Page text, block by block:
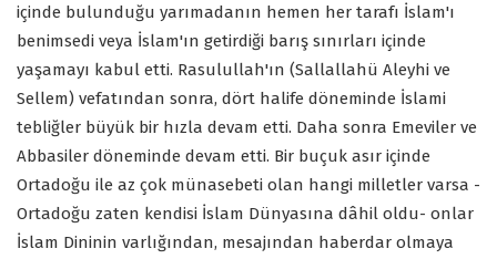
içinde bulunduğu yarımadanın hemen her tarafı İslam'ı
benimsedi veya İslam'ın getirdiği barış sınırları içinde
yaşamayı kabul etti. Rasulullah'ın (Sallallahü Aleyhi ve
Sellem) vefatından sonra, dört halife döneminde İslami
tebliğler büyük bir hızla devam etti. Daha sonra Emeviler ve
Abbasiler döneminde devam etti. Bir buçuk asır içinde
Ortadoğu ile az çok münasebeti olan hangi milletler varsa -
Ortadoğu zaten kendisi İslam Dünyasına dâhil oldu- onlar
İslam Dininin varlığından, mesajından haberdar olmaya